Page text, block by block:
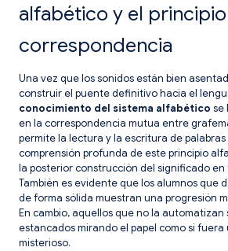
alfabético y el
correspondencia
Una vez que los sonidos están bien
construir el puente definitivo hacia el
conocimiento del sistema alfabético se
en la correspondencia mutua entre
permite la lectura y la escritura de palabras
comprensión profunda de este principio
la posterior construcción del significado en
También es evidente que los alumnos que
de forma sólida muestran una progresión
En cambio, aquellos que no la automatizan
estancados mirando el papel como si
misterioso.